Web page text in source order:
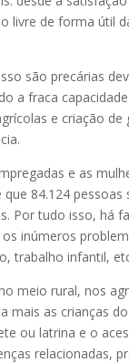
livre de forma útil
são precárias
a fraca
e criação de
e as
84.124
Por tudo isso, há
inúmeros
trabalho infantil,
meio rural, nos
as crianças
ou latrina e o
relacionadas,